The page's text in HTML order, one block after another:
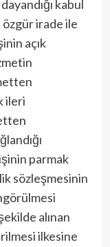
kabul
özgür irade ile
açık
ileri
parmak
sözleşmesinin
alınan
ilkesine